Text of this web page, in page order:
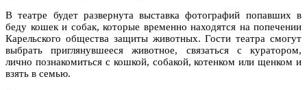
В театре будет развернута выставка фотографий попавших в
беду кошек и собак, которые временно находятся на попечении
Карельского общества защиты животных. Гости театра смогут
выбрать приглянувшееся животное, связаться с куратором,
лично познакомиться с кошкой, собакой, котенком или щенком и
взять в семью.